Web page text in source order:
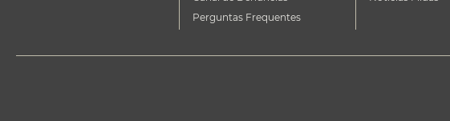
Perguntas Frequentes